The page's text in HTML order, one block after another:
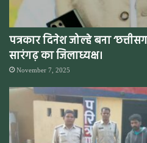
पत्रकार दिनेश जोल्हे बना
सारंगढ़ का जिलाध्यक्ष।
November 7, 2025